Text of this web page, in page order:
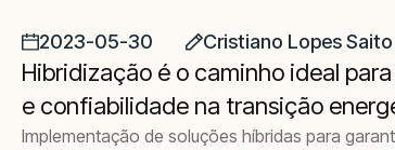
2023-05-30 Cristiano Lopes Saito
Hibridização é o caminho ideal
e confiabilidade na transição
Implementação de soluções híbridas para